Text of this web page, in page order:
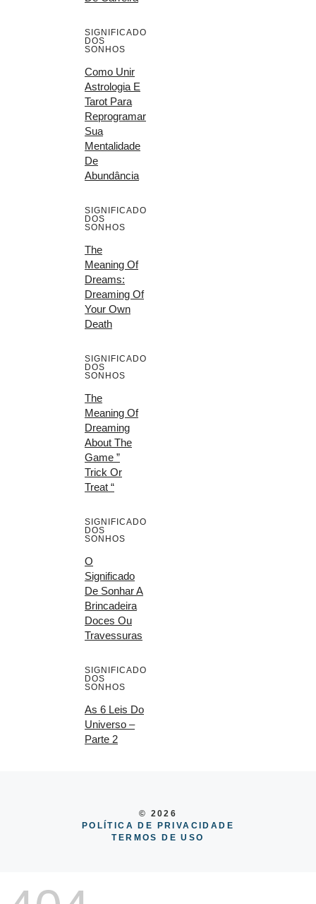
SIGNIFICADO
DOS
SONHOS
Como Unir
Astrologia E
Tarot Para
Reprogramar
Sua
Mentalidade
De
Abundância
SIGNIFICADO
DOS
SONHOS
The
Meaning Of
Dreams:
Dreaming Of
Your Own
Death
SIGNIFICADO
DOS
SONHOS
The
Meaning Of
Dreaming
About The
Game ”
Trick Or
Treat “
SIGNIFICADO
DOS
SONHOS
O
Significado
De Sonhar A
Brincadeira
Doces Ou
Travessuras
SIGNIFICADO
DOS
SONHOS
As 6 Leis Do
Universo –
Parte 2
© 2026
POLÍTICA DE PRIVACIDADE
TERMOS DE USO